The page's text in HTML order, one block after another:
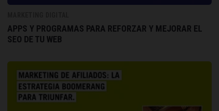
APPS Y PROGRAMAS PARA REFORZAR Y MEJORAR EL
SEO DE TU WEB